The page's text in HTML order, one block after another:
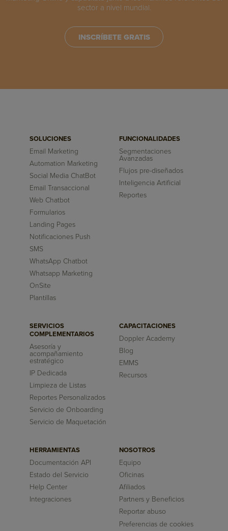
sector a nivel mundial.
INSCRÍBETE GRATIS
SOLUCIONES
Email Marketing
Automation Marketing
Social Media ChatBot
Email Transaccional
Web Chatbot
Formularios
Landing Pages
Notificaciones Push
SMS
WhatsApp Chatbot
Whatsapp Marketing
OnSite
Plantillas
FUNCIONALIDADES
Segmentaciones
Avanzadas
Flujos pre-diseñados
Inteligencia Artificial
Reportes
SERVICIOS
COMPLEMENTARIOS
Asesoría y
acompañamiento
estratégico
IP Dedicada
Limpieza de Listas
Reportes Personalizados
Servicio de Onboarding
Servicio de Maquetación
CAPACITACIONES
Doppler Academy
Blog
EMMS
Recursos
HERRAMIENTAS
Documentación API
Estado del Servicio
Help Center
Integraciones
NOSOTROS
Equipo
Oficinas
Afiliados
Partners y Beneficios
Reportar abuso
Preferencias de cookies